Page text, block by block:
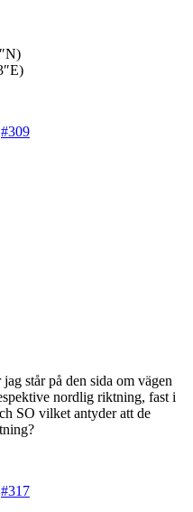
#309
står på den sida om vägen
nordlig riktning, fast i
SO vilket antyder att de
#317